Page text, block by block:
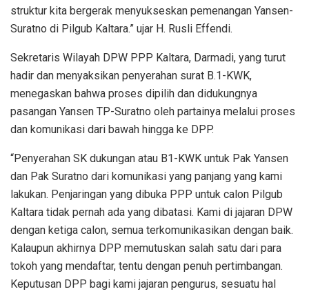
struktur kita bergerak menyukseskan pemenangan Yansen-
Suratno di Pilgub Kaltara.” ujar H. Rusli Effendi.
Sekretaris Wilayah DPW PPP Kaltara, Darmadi, yang turut
hadir dan menyaksikan penyerahan surat B.1-KWK,
menegaskan bahwa proses dipilih dan didukungnya
pasangan Yansen TP-Suratno oleh partainya melalui proses
dan komunikasi dari bawah hingga ke DPP.
“Penyerahan SK dukungan atau B1-KWK untuk Pak Yansen
dan Pak Suratno dari komunikasi yang panjang yang kami
lakukan. Penjaringan yang dibuka PPP untuk calon Pilgub
Kaltara tidak pernah ada yang dibatasi. Kami di jajaran DPW
dengan ketiga calon, semua terkomunikasikan dengan baik.
Kalaupun akhirnya DPP memutuskan salah satu dari para
tokoh yang mendaftar, tentu dengan penuh pertimbangan.
Keputusan DPP bagi kami jajaran pengurus, sesuatu hal